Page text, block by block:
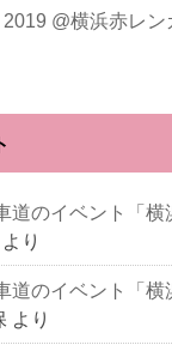
@横浜赤レン
のイベント「横
より
のイベント「横
より